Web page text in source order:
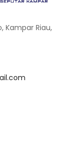
Kampar Riau,